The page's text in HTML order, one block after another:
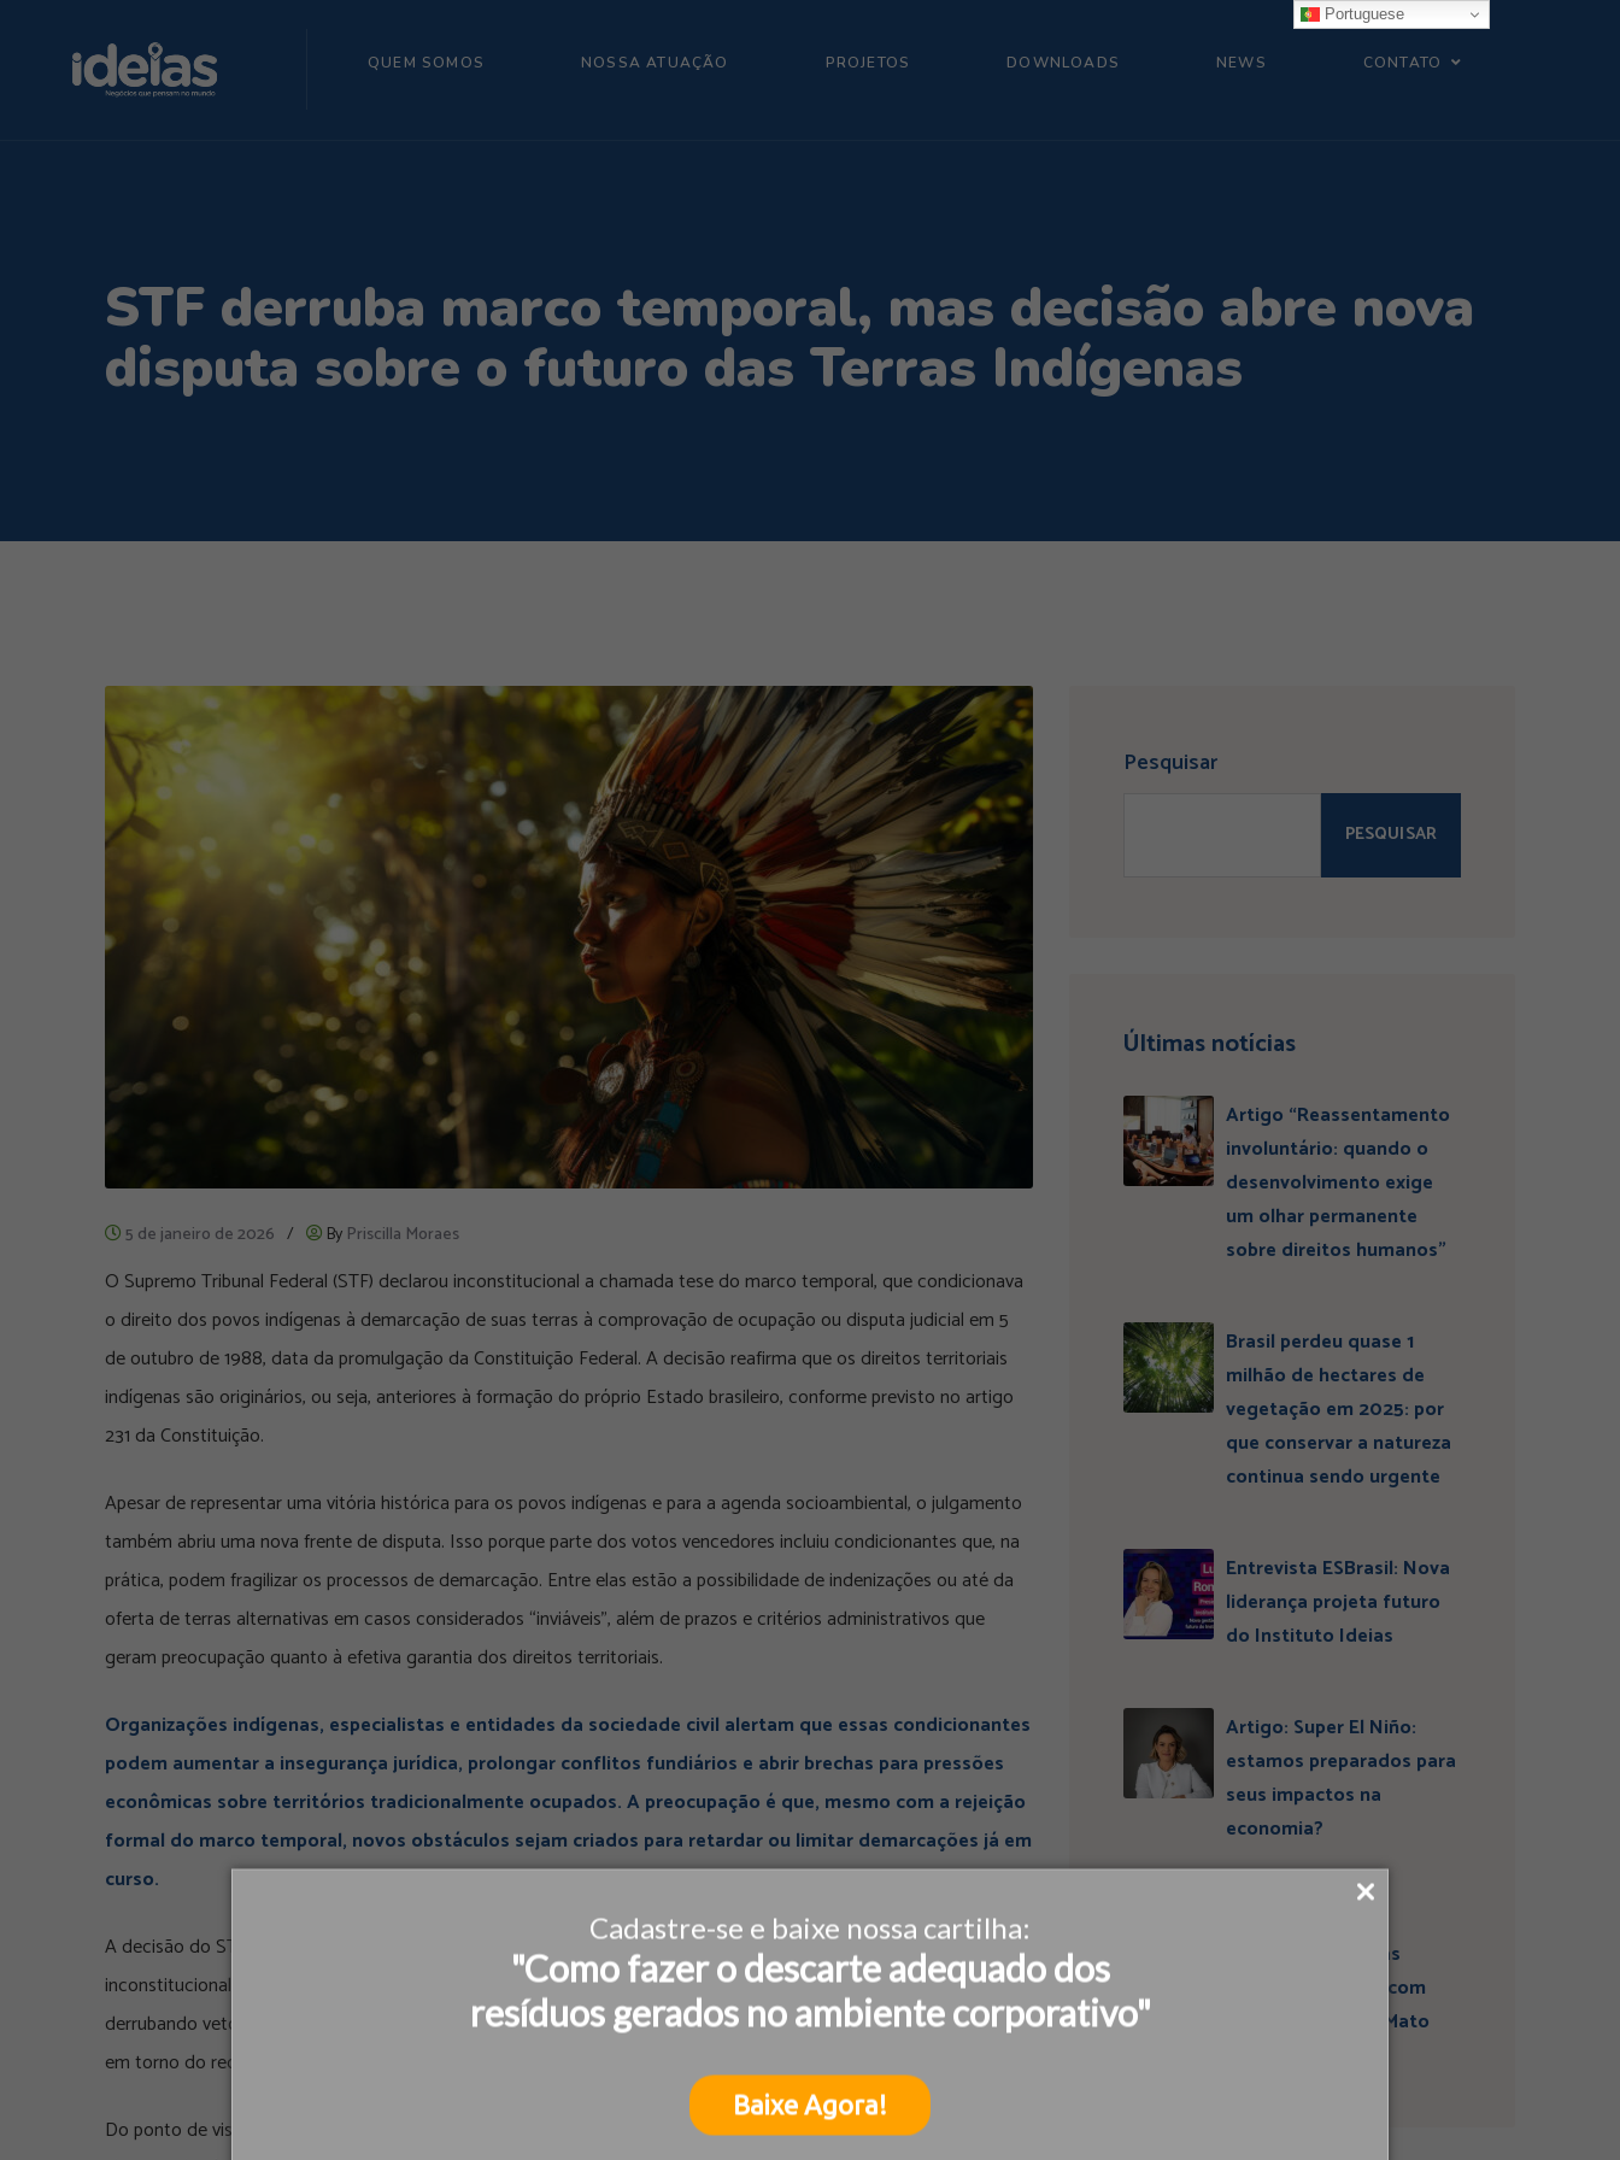
Cadastre-se e baixe nossa cartilha:
"Como fazer o descarte adequado dos
resíduos gerados no ambiente corporativo"
Baixe Agora!
QUEM SOMOS NOSSA ATUAÇÃO PROJETOS DOWNLOADS NEWS CONTATO
STF derruba marco temporal, mas decisão abre nova
disputa sobre o futuro das Terras Indígenas
5 de janeiro de 2026 / By Priscilla Moraes
O Supremo Tribunal Federal (STF) declarou inconstitucional a chamada tese do marco temporal, que condicionava
o direito dos povos indígenas à demarcação de suas terras à comprovação de ocupação ou disputa judicial em 5
de outubro de 1988, data da promulgação da Constituição Federal. A decisão reafirma que os direitos territoriais
indígenas são originários, ou seja, anteriores à formação do próprio Estado brasileiro, conforme previsto no artigo
231 da Constituição.
Apesar de representar uma vitória histórica para os povos indígenas e para a agenda socioambiental, o julgamento
também abriu uma nova frente de disputa. Isso porque parte dos votos vencedores incluiu condicionantes que, na
prática, podem fragilizar os processos de demarcação. Entre elas estão a possibilidade de indenizações ou até da
oferta de terras alternativas em casos considerados “inviáveis”, além de prazos e critérios administrativos que
geram preocupação quanto à efetiva garantia dos direitos territoriais.
Organizações indígenas, especialistas e entidades da sociedade civil alertam que essas condicionantes
podem aumentar a insegurança jurídica, prolongar conflitos fundiários e abrir brechas para pressões
econômicas sobre territórios tradicionalmente ocupados. A preocupação é que, mesmo com a rejeição
formal do marco temporal, novos obstáculos sejam criados para retardar ou limitar demarcações já em
curso.
A decisão do STF ocorre em um contexto de forte tensão entre os Poderes. Após o Supremo ter declarado a tese
inconstitucional em 2023, o Congresso Nacional aprovou a Lei nº 14.701, que tentou restabelecer o marco temporal,
derrubando vetos presidenciais e levando o tema novamente ao Judiciário. O cenário evidencia a disputa política
em torno do reconhecimento dos direitos indígenas e do uso e ocupação do território brasileiro.
Do ponto de vista ambiental, o debate vai além da questão jurídica. Terras indígenas são reconhecidas como
Pesquisar
PESQUISAR
Últimas notícias
Artigo “Reassentamento
involuntário: quando o
desenvolvimento exige
um olhar permanente
sobre direitos humanos”
Brasil perdeu quase 1
milhão de hectares de
vegetação em 2025: por
que conservar a natureza
continua sendo urgente
Entrevista ESBrasil: Nova
liderança projeta futuro
do Instituto Ideias
Artigo: Super El Niño:
estamos preparados para
seus impactos na
economia?
atividades sísmicas
fortalece diálogo com
comunidades em Mato
Portuguese